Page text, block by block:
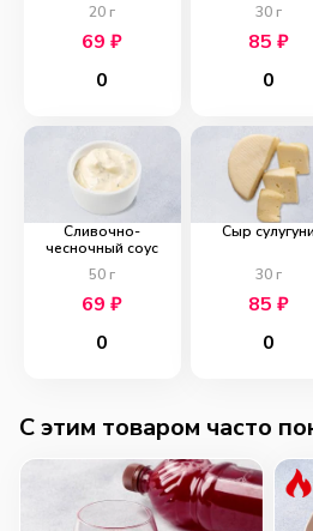
20 г
69₽
0
30г
85 ₽
0
Сливочно-
чесночный соус
50 г
69₽
0
Сыр сулугуни
30г
85 ₽
0
C этим товаром часто